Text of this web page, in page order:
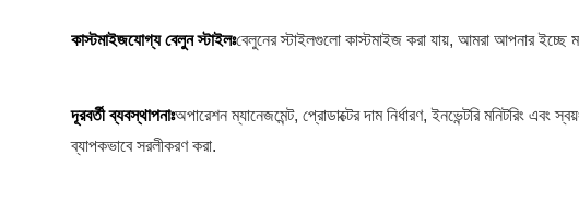
কাস্টমাইজযোগ্য বেলুন স্টাইলঃবেলুনের স্টাইলগুলো কাস্টমাইজ করা যায়, আমরা আপনার ইচ্ছে
দূরবর্তী ব্যবস্থাপনাঃঅপারেশন ম্যানেজমেন্ট, প্রোডাক্টের দাম নির্ধারণ, ইনভেন্টরি মনিটরিং
ব্যাপকভাবে সরলীকরণ করা.